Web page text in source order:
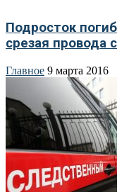
Подросток
срезая провода
Главное 9 марта 2016